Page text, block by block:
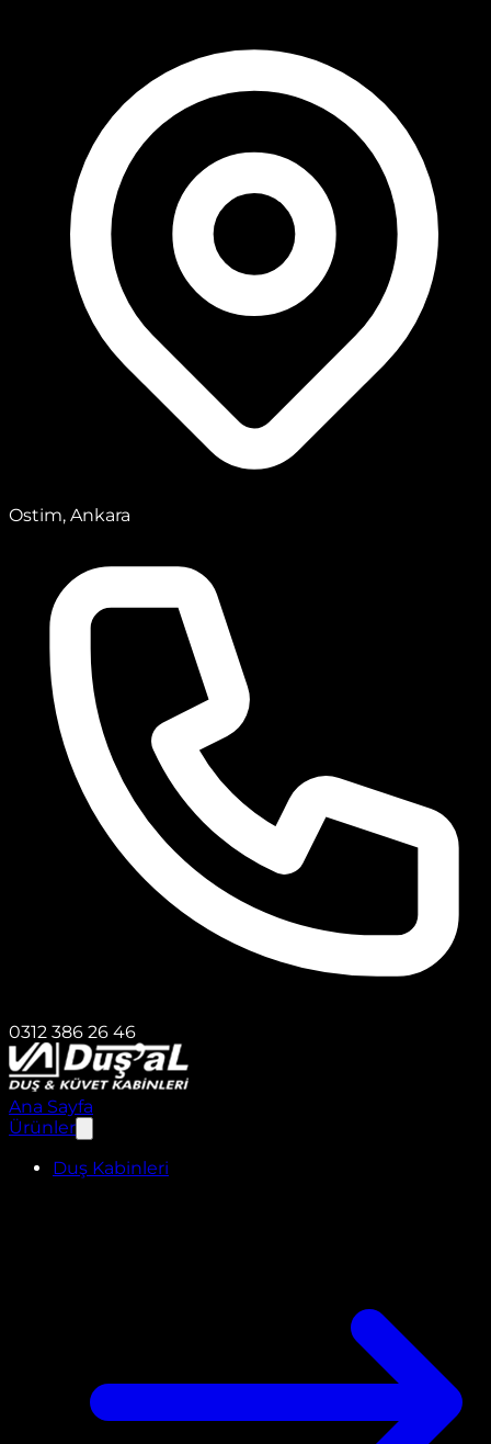
Ostim, Ankara
0312 386 26 46
Ana Sayfa
Ürünler
Duş Kabinleri